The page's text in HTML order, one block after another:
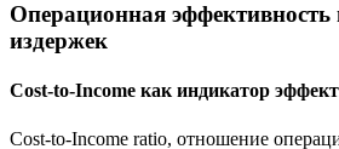
Операционная эффективность
издержек
Cost-to-Income как индикатор
Cost-to-Income ratio, отношение